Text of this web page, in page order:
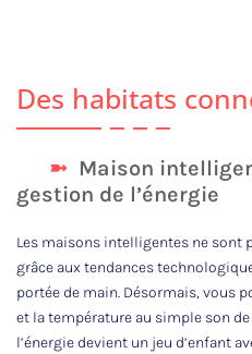
Des habitats
Maison
gestion de l’énergie
Les maisons intelligentes ne sont
grâce aux tendances
portée de main. Désormais, vous
et la température au simple son
l’énergie devient un jeu d’enfant